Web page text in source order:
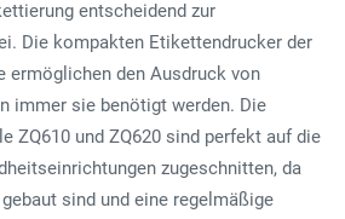
entscheidend zur
Die kompakten Etikettendrucker der
ermöglichen den Ausdruck von
immer sie benötigt werden. Die
ZQ610 und ZQ620 sind perfekt auf die
zugeschnitten, da
sind und eine regelmäßige